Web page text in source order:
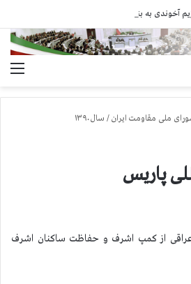
ملی مقاومت ایران/ سال ۱۳۹۰
پاریس
عراقی از کمپ اشرف و حفاظت ساکنان اشرف